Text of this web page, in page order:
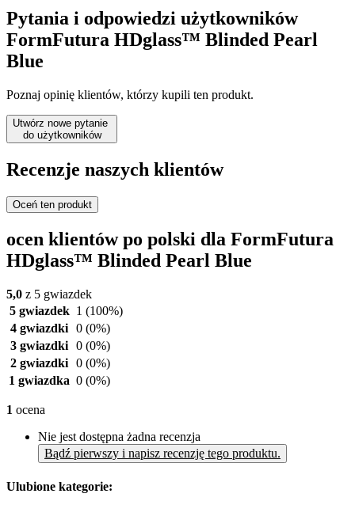
Pytania i odpowiedzi użytkowników
FormFutura HDglass™ Blinded Pearl
Blue
Poznaj opinię klientów, którzy kupili ten produkt.
Utwórz nowe pytanie
do użytkowników
Recenzje naszych klientów
Oceń ten produkt
ocen klientów po polski dla FormFutura
HDglass™ Blinded Pearl Blue
5,0 z 5 gwiazdek
5 gwiazdek 1 (100%)
4 gwiazdki 0 (0%)
3 gwiazdki 0 (0%)
2 gwiazdki 0 (0%)
1 gwiazdka 0 (0%)
1 ocena
Nie jest dostępna żadna recenzja
Bądź pierwszy i napisz recenzję tego produktu.
Ulubione kategorie: